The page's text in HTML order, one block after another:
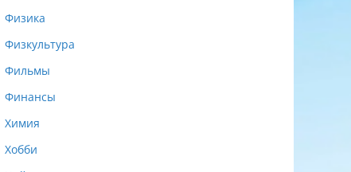
Физика
Физкультура
Фильмы
Финансы
Химия
Хобби